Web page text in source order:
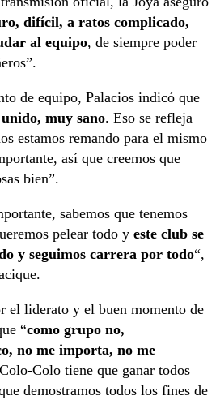
difícil, a ratos complicado,
al equipo, de siempre poder
de equipo, Palacios indicó que
muy sano. Eso se refleja
estamos remando para el mismo
así que creemos que
bien”.
sabemos que tenemos
pelear todo y este club se
y seguimos carrera por todo“,
el liderato y el buen momento de
“como grupo no,
no me importa, no me
Colo tiene que ganar todos
demostramos todos los fines de